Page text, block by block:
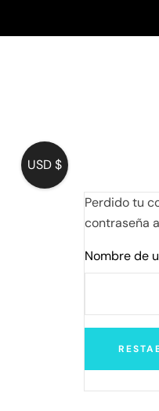
Perdido tu
contraseña
Nombre de
USD $